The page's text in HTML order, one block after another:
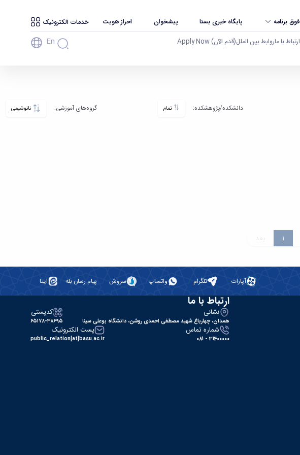
فوق برنامه پایگاه خبری بسنا پیشخوان احراز هویت خدمات الکترونیک
ارتباط با ماروابط بین الملل(قدم الآن) Apply Now En
دانشکده‌/پژوهشکده‌: تمام گروه‌های آموزشی:
1 بعد
آپارات تلگرام واتساپ سروش پیام رسان بله ایتا
ارتباط با ما
نشانی
همدان، چهارباغ شهید مصطفی احمدی روشن، دانشگاه بوعلی سینا
کدپستی
۶۵۱۷۸-۳۸۶۹۵
شماره تماس
31400000 - 081
پست الکترونیک
public_relation[at]basu.ac.ir